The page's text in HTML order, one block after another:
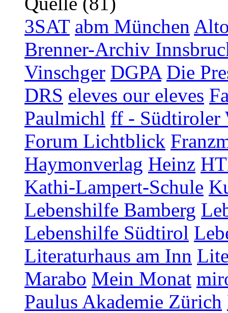
3SAT abm München
Brenner-Archiv
Vinschger DGPA Die
DRS eleves our eleves
Paulmichl ff - Südtiroler
Forum Lichtblick
Haymonverlag Heinz
Kathi-Lampert-Schule
Lebenshilfe Bamberg
Lebenshilfe Südtirol
Literaturhaus am Inn
Marabo Mein Monat
Paulus Akademie Zürich